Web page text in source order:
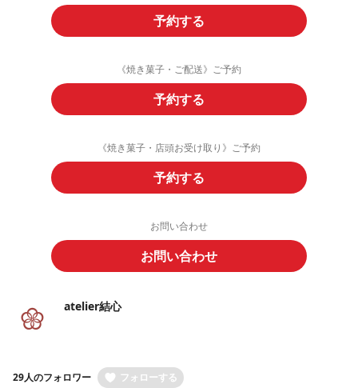
予約する
《焼き菓子・ご配送》ご予約
予約する
《焼き菓子・店頭お受け取り》ご予約
予約する
お問い合わせ
お問い合わせ
atelier結心
29人のフォロワー フォローする